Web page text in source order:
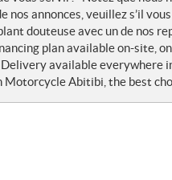
nos annonces, veuillez s’il
douteuse avec un de nos
plan available on-site,
available everywhere
Motorcycle Abitibi, the best